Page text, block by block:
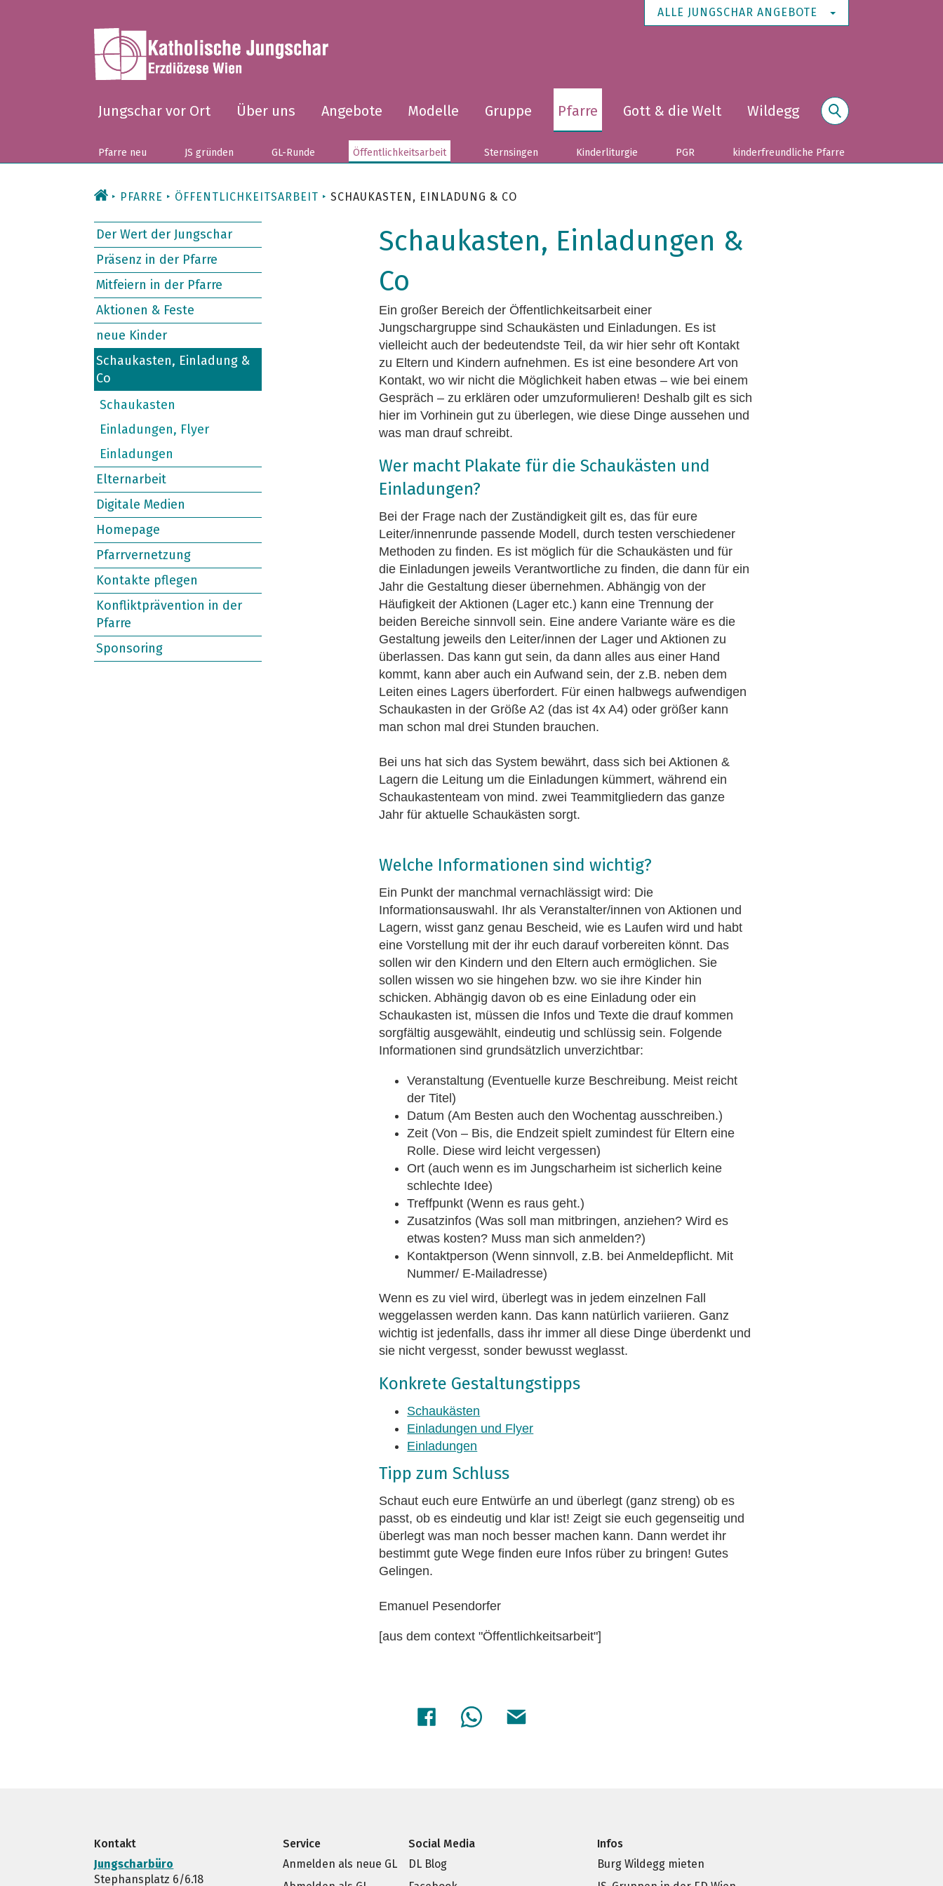
ALLE JUNGSCHAR ANGEBOTE
Jungschar vor Ort Über uns Angebote Modelle Gruppe Pfarre Gott & die Welt Wildegg
Pfarre neu JS gründen GL-Runde Öffentlichkeitsarbeit Sternsingen Kinderliturgie PGR kinderfreundliche Pfarre
PFARRE ÖFFENTLICHKEITSARBEIT SCHAUKASTEN, EINLADUNG & CO
Der Wert der Jungschar
Präsenz in der Pfarre
Mitfeiern in der Pfarre
Aktionen & Feste
neue Kinder
Schaukasten, Einladung &
Co
Schaukasten
Einladungen, Flyer
Einladungen
Elternarbeit
Digitale Medien
Homepage
Pfarrvernetzung
Kontakte pflegen
Konfliktprävention in der
Pfarre
Sponsoring
Schaukasten, Einladungen &
Co
Ein großer Bereich der Öffentlichkeitsarbeit einer
Jungschargruppe sind Schaukästen und Einladungen. Es ist
vielleicht auch der bedeutendste Teil, da wir hier sehr oft Kontakt
zu Eltern und Kindern aufnehmen. Es ist eine besondere Art von
Kontakt, wo wir nicht die Möglichkeit haben etwas – wie bei einem
Gespräch – zu erklären oder umzuformulieren! Deshalb gilt es sich
hier im Vorhinein gut zu überlegen, wie diese Dinge aussehen und
was man drauf schreibt.
Wer macht Plakate für die Schaukästen und
Einladungen?
Bei der Frage nach der Zuständigkeit gilt es, das für eure
Leiter/innenrunde passende Modell, durch testen verschiedener
Methoden zu finden. Es ist möglich für die Schaukästen und für
die Einladungen jeweils Verantwortliche zu finden, die dann für ein
Jahr die Gestaltung dieser übernehmen. Abhängig von der
Häufigkeit der Aktionen (Lager etc.) kann eine Trennung der
beiden Bereiche sinnvoll sein. Eine andere Variante wäre es die
Gestaltung jeweils den Leiter/innen der Lager und Aktionen zu
überlassen. Das kann gut sein, da dann alles aus einer Hand
kommt, kann aber auch ein Aufwand sein, der z.B. neben dem
Leiten eines Lagers überfordert. Für einen halbwegs aufwendigen
Schaukasten in der Größe A2 (das ist 4x A4) oder größer kann
man schon mal drei Stunden brauchen.
Bei uns hat sich das System bewährt, dass sich bei Aktionen &
Lagern die Leitung um die Einladungen kümmert, während ein
Schaukastenteam von mind. zwei Teammitgliedern das ganze
Jahr für aktuelle Schaukästen sorgt.
Welche Informationen sind wichtig?
Ein Punkt der manchmal vernachlässigt wird: Die
Informationsauswahl. Ihr als Veranstalter/innen von Aktionen und
Lagern, wisst ganz genau Bescheid, wie es Laufen wird und habt
eine Vorstellung mit der ihr euch darauf vorbereiten könnt. Das
sollen wir den Kindern und den Eltern auch ermöglichen. Sie
sollen wissen wo sie hingehen bzw. wo sie ihre Kinder hin
schicken. Abhängig davon ob es eine Einladung oder ein
Schaukasten ist, müssen die Infos und Texte die drauf kommen
sorgfältig ausgewählt, eindeutig und schlüssig sein. Folgende
Informationen sind grundsätzlich unverzichtbar:
Veranstaltung (Eventuelle kurze Beschreibung. Meist reicht
der Titel)
Datum (Am Besten auch den Wochentag ausschreiben.)
Zeit (Von – Bis, die Endzeit spielt zumindest für Eltern eine
Rolle. Diese wird leicht vergessen)
Ort (auch wenn es im Jungscharheim ist sicherlich keine
schlechte Idee)
Treffpunkt (Wenn es raus geht.)
Zusatzinfos (Was soll man mitbringen, anziehen? Wird es
etwas kosten? Muss man sich anmelden?)
Kontaktperson (Wenn sinnvoll, z.B. bei Anmeldepflicht. Mit
Nummer/ E-Mailadresse)
Wenn es zu viel wird, überlegt was in jedem einzelnen Fall
weggelassen werden kann. Das kann natürlich variieren. Ganz
wichtig ist jedenfalls, dass ihr immer all diese Dinge überdenkt und
sie nicht vergesst, sonder bewusst weglasst.
Konkrete Gestaltungstipps
Schaukästen
Einladungen und Flyer
Einladungen
Tipp zum Schluss
Schaut euch eure Entwürfe an und überlegt (ganz streng) ob es
passt, ob es eindeutig und klar ist! Zeigt sie euch gegenseitig und
überlegt was man noch besser machen kann. Dann werdet ihr
bestimmt gute Wege finden eure Infos rüber zu bringen! Gutes
Gelingen.
Emanuel Pesendorfer
[aus dem context "Öffentlichkeitsarbeit"]
Kontakt
Jungscharbüro
Stephansplatz 6/6.18
Service
Anmelden als neue GL
Social Media
DL Blog
Infos
Burg Wildegg mieten